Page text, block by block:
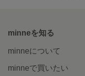
minneを知る
minneについて
minneで買いたい